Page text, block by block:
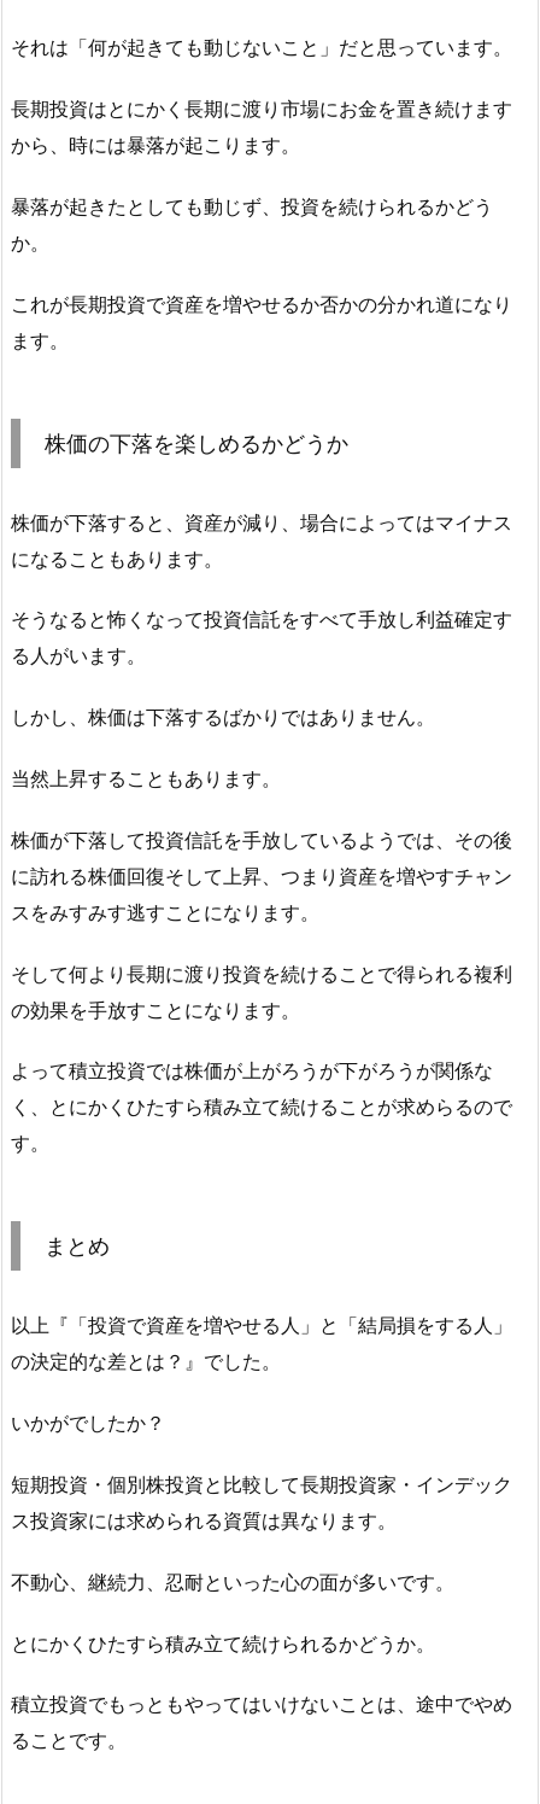
それは「何が起きても動じないこと」だと思っています。
長期投資はとにかく長期に渡り市場にお金を置き続けます
から、時には暴落が起こります。
暴落が起きたとしても動じず、投資を続けられるかどう
か。
これが長期投資で資産を増やせるか否かの分かれ道になり
ます。
株価の下落を楽しめるかどうか
株価が下落すると、資産が減り、場合によってはマイナス
になることもあります。
そうなると怖くなって投資信託をすべて手放し利益確定す
る人がいます。
しかし、株価は下落するばかりではありません。
当然上昇することもあります。
株価が下落して投資信託を手放しているようでは、その後
に訪れる株価回復そして上昇、つまり資産を増やすチャン
スをみすみす逃すことになります。
そして何より長期に渡り投資を続けることで得られる複利
の効果を手放すことになります。
よって積立投資では株価が上がろうが下がろうが関係な
く、とにかくひたすら積み立て続けることが求めらるので
す。
まとめ
以上『「投資で資産を増やせる人」と「結局損をする人」
の決定的な差とは？』でした。
いかがでしたか？
短期投資・個別株投資と比較して長期投資家・インデック
ス投資家には求められる資質は異なります。
不動心、継続力、忍耐といった心の面が多いです。
とにかくひたすら積み立て続けられるかどうか。
積立投資でもっともやってはいけないことは、途中でやめ
ることです。